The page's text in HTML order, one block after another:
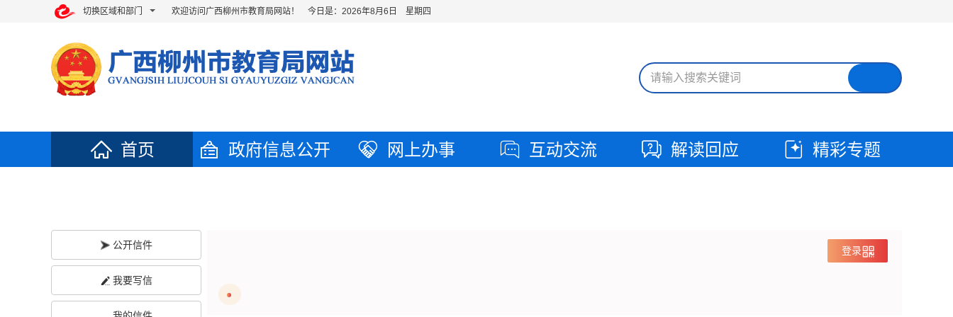
切换区域和部门 欢迎访问广西柳州市教育局网站！ 今日是： 2026年8月6日 星期四
首页 政府信息公开 网上办事 互动交流 解读回应 精彩专题
公开信件
我要写信
登录